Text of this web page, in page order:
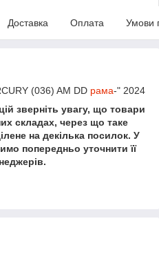
Доставка Оплата Умови
(036) AM DD рама-" 2024
зверніть увагу, що товари
складах, через що таке
на декілька посилок. У
попередньо уточнити її